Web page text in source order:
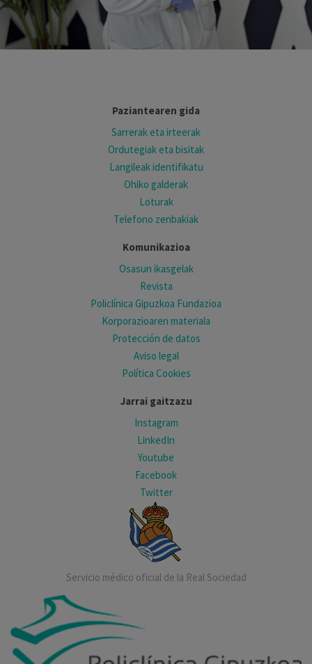
Paziantearen gida
Sarrerak eta irteerak
Ordutegiak eta bisitak
Langileak identifikatu
Ohiko galderak
Loturak
Telefono zenbakiak
Komunikazioa
Osasun ikasgelak
Revista
Policlínica Gipuzkoa Fundazioa
Korporazioaren materiala
Protección de datos
Aviso legal
Política Cookies
Jarrai gaitzazu
Instagram
LinkedIn
Youtube
Facebook
Twitter
Servicio médico oficial de la Real Sociedad